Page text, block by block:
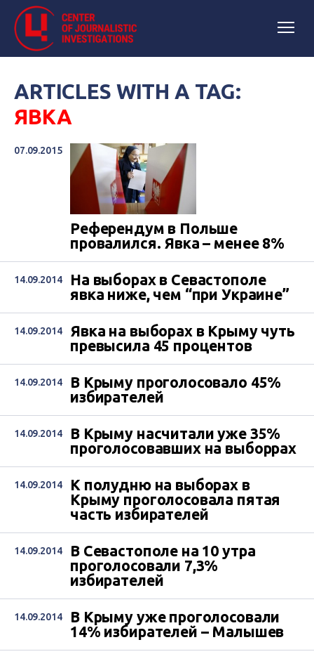
ARTICLES WITH A TAG:
ЯВКА
07.09.2015
Референдум в Польше
провалился. Явка – менее 8%
14.09.2014
На выборах в Севастополе
явка ниже, чем “при Украине”
14.09.2014
Явка на выборах в Крыму чуть
превысила 45 процентов
14.09.2014
В Крыму проголосовало 45%
избирателей
14.09.2014
В Крыму насчитали уже 35%
проголосовавших на выборрах
14.09.2014
К полудню на выборах в
Крыму проголосовала пятая
часть избирателей
14.09.2014
В Севастополе на 10 утра
проголосовали 7,3%
избирателей
14.09.2014
В Крыму уже проголосовали
14% избирателей – Малышев